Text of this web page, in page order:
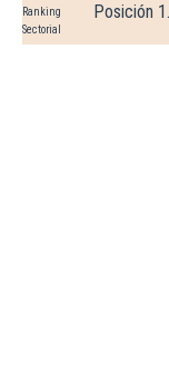
Ranking
Sectorial
Posición